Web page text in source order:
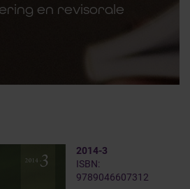
en revisorale
2014-3
ISBN:
9789046607312